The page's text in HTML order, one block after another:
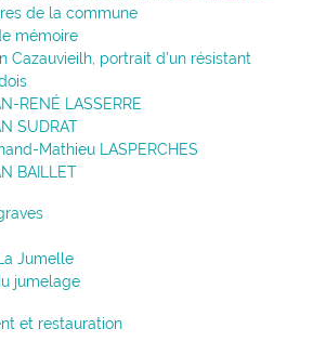
de la commune
mémoire
Cazauvieilh, portrait d’un résistant
RENÉ LASSERRE
SUDRAT
Mathieu LASPERCHES
BAILLET
Jumelle
jumelage
et restauration